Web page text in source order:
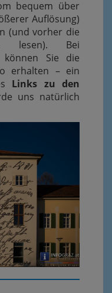
bequem über
Auflösung)
(und vorher die
lesen). Bei
können Sie die
erhalten – ein
Links zu den
uns natürlich